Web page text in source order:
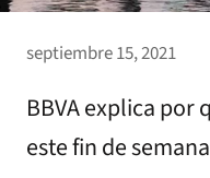
septiembre 15, 2021
BBVA explica por
este fin de semana